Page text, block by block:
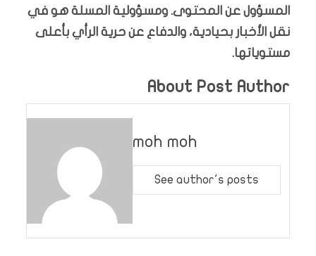
المسؤول عن المحتوى. ومسؤولية المسلة هو في
نقل الأخبار بحيادية، والدفاع عن حرية الرأي بأعلى
مستوياتها.
About Post Author
moh moh
See author's posts